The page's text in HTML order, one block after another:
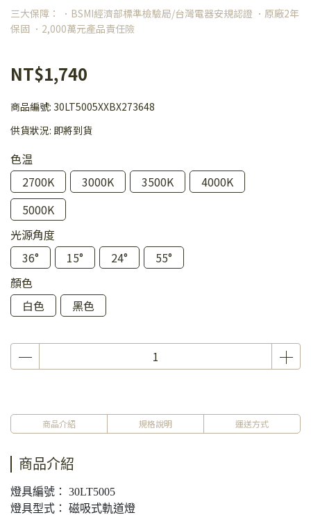
三大保障： ．BSMI經濟部標準檢驗局/台灣電器安規認證 ．原廠2年
保固 ．2,000萬元產品責任險
NT$1,740
商品編號: 30LT5005XXBX273648
供貨狀況: 即將到貨
色温
2700K
3000K 3500K
4000K
5000K
光源角度
36°
15° 24°
55°
顏色
白色
黑色
商品介紹 規格說明 運送方式
商品介紹
燈具編號： 30LT5005
燈具型式： 磁吸式軌道燈